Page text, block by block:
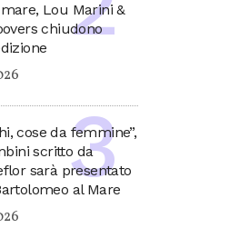
Lou Marini &
chiudono
cose da femmine”,
scritto da
sarà presentato
al Mare